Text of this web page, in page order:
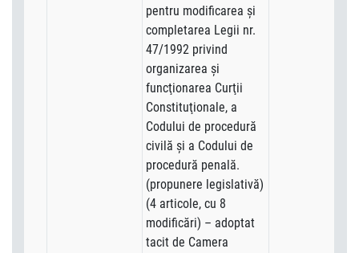
pentru modificarea şi
completarea Legii nr.
47/1992 privind
organizarea şi
funcţionarea Curţii
Constituţionale, a
Codului de procedură
civilă şi a Codului de
procedură penală.
(propunere legislativă)
(4 articole, cu 8
modificări) – adoptat
tacit de Camera